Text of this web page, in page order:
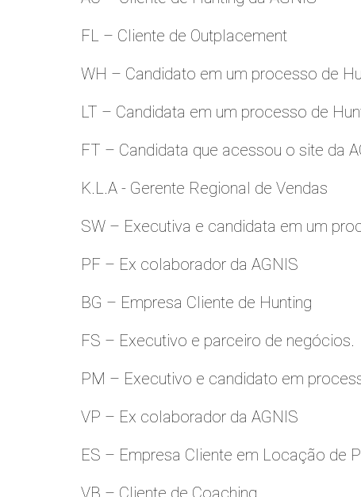
FL – Cliente de Outplacement
WH – Candidato em um processo de
LT – Candidata em um processo de
FT – Candidata que acessou o site da
K.L.A - Gerente Regional de Vendas
SW – Executiva e candidata em um
PF – Ex colaborador da AGNIS
BG – Empresa Cliente de Hunting
FS – Executivo e parceiro de negócios.
PM – Executivo e candidato em
VP – Ex colaborador da AGNIS
ES – Empresa Cliente em Locação de
VB – Cliente de Coaching